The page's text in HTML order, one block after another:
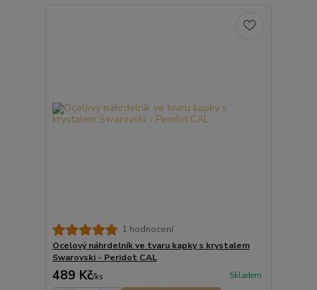
1 hodnocení
Ocelový náhrdelník ve tvaru kapky s krystalem
Swarovski - Peridot CAL
489 Kč/ks Skladem